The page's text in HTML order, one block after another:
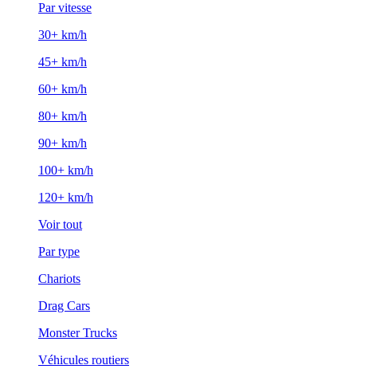
Par vitesse
30+ km/h
45+ km/h
60+ km/h
80+ km/h
90+ km/h
100+ km/h
120+ km/h
Voir tout
Par type
Chariots
Drag Cars
Monster Trucks
Véhicules routiers